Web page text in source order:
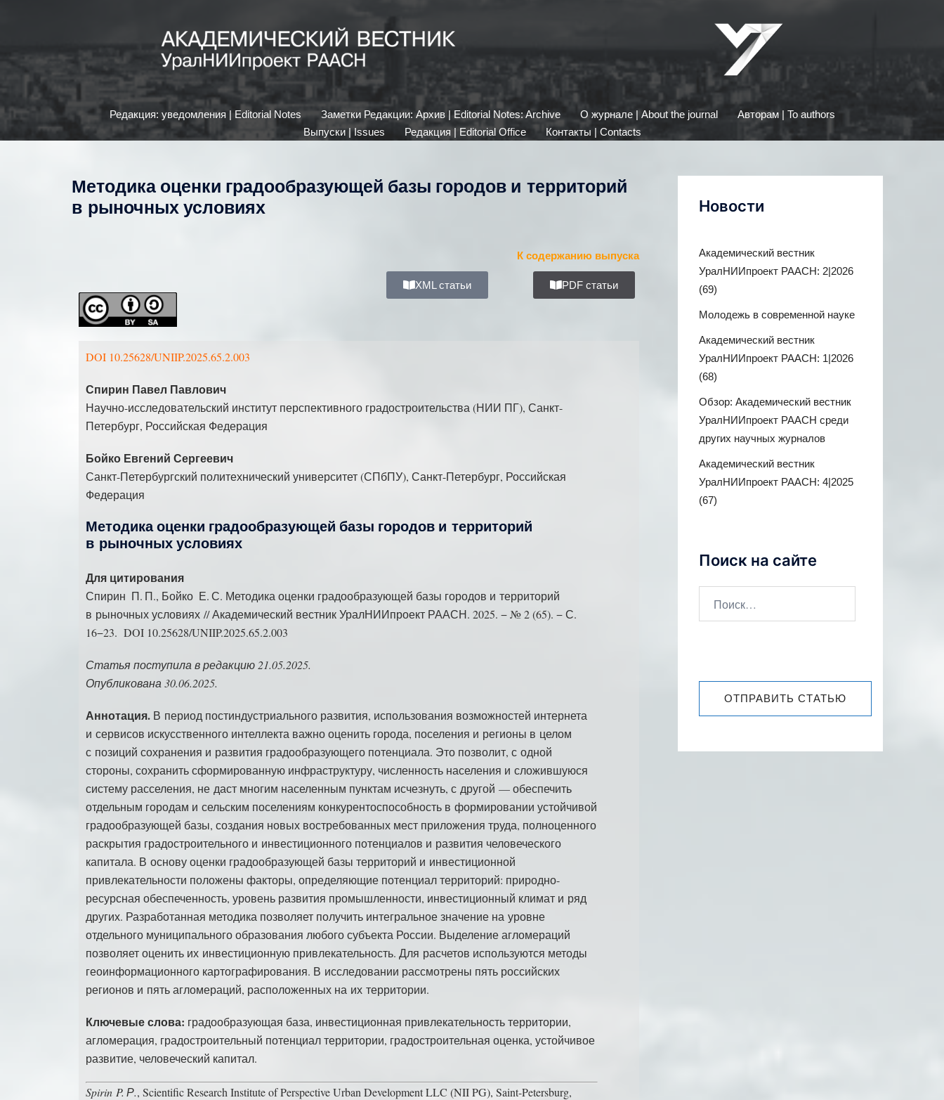
Редакция: уведомления | Editorial Notes Заметки Редакции: Архив | Editorial Notes: Archive О журнале | About the journal
Авторам | To authors
Выпуски | Issues
Редакция | Editorial Office Контакты | Contacts
Методика оценки градообразующей базы городов и территорий
в рыночных условиях
К содержанию выпуска
XML статьи PDF статьи
DOI 10.25628/UNIIP.2025.65.2.003
Спирин Павел Павлович
Научно-исследовательский институт перспективного градостроительства (НИИ ПГ), Санкт-
Петербург, Российская Федерация
Бойко Евгений Сергеевич
Санкт-Петербургский политехнический университет (СПбПУ), Санкт-Петербург, Российская
Федерация
Методика оценки градообразующей базы городов и территорий
в рыночных условиях
Для цитирования
Спирин П. П., Бойко Е. С. Методика оценки градообразующей базы городов и территорий
в рыночных условиях // Академический вестник УралНИИпроект РААСН. 2025. − № 2 (65). − С.
16−23. DOI 10.25628/UNIIP.2025.65.2.003
Статья поступила в редакцию 21.05.2025.
Опубликована 30.06.2025.
Аннотация. В период постиндустриального развития, использования возможностей интернета
и сервисов искусственного интеллекта важно оценить города, поселения и регионы в целом
с позиций сохранения и развития градообразующего потенциала. Это позволит, с одной
стороны, сохранить сформированную инфраструктуру, численность населения и сложившуюся
систему расселения, не даст многим населенным пунктам исчезнуть, с другой — обеспечить
отдельным городам и сельским поселениям конкурентоспособность в формировании устойчивой
градообразующей базы, создания новых востребованных мест приложения труда, полноценного
раскрытия градостроительного и инвестиционного потенциалов и развития человеческого
капитала. В основу оценки градообразующей базы территорий и инвестиционной
привлекательности положены факторы, определяющие потенциал территорий: природно-
ресурсная обеспеченность, уровень развития промышленности, инвестиционный климат и ряд
других. Разработанная методика позволяет получить интегральное значение на уровне
отдельного муниципального образования любого субъекта России. Выделение агломераций
позволяет оценить их инвестиционную привлекательность. Для расчетов используются методы
геоинформационного картографирования. В исследовании рассмотрены пять российских
регионов и пять агломераций, расположенных на их территории.
Ключевые слова: градообразующая база, инвестиционная привлекательность территории,
агломерация, градостроительный потенциал территории, градостроительная оценка, устойчивое
развитие, человеческий капитал.
Spirin P. Р., Scientific Research Institute of Perspective Urban Development LLC (NII PG), Saint-Petersburg,
Новости
Академический вестник
УралНИИпроект РААСН: 2|2026
(69)
Молодежь в современной науке
Академический вестник
УралНИИпроект РААСН: 1|2026
(68)
Обзор: Академический вестник
УралНИИпроект РААСН среди
других научных журналов
Академический вестник
УралНИИпроект РААСН: 4|2025
(67)
Поиск на сайте
ОТПРАВИТЬ СТАТЬЮ